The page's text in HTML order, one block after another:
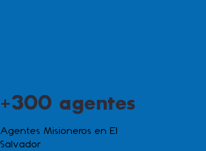
Agentes Misioneros en El
Salvador
+300 agentes